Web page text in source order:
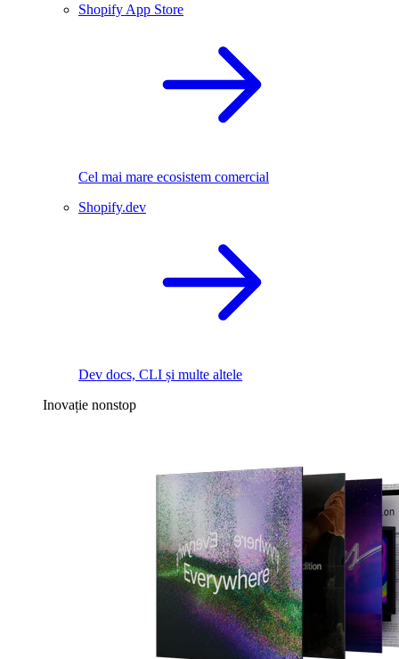
Shopify App Store
Cel mai mare ecosistem comercial
Shopify.dev
Dev docs, CLI și multe altele
Inovație nonstop